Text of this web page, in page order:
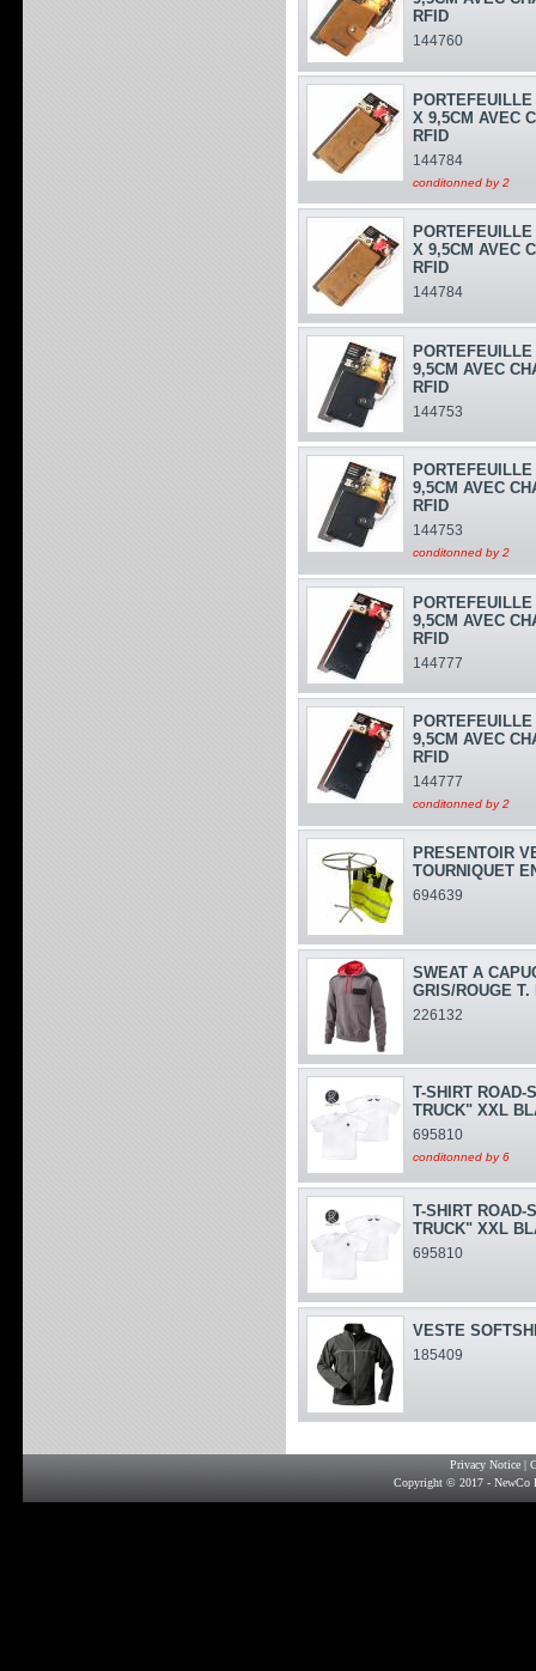
RFID
144760
X 9,5CM AVEC
RFID
144784
conditonned by 2
X 9,5CM AVEC
RFID
144784
9,5CM AVEC
RFID
144753
9,5CM AVEC
RFID
144753
conditonned by 2
9,5CM AVEC
RFID
144777
9,5CM AVEC
RFID
144777
conditonned by 2
PRESENTOIR
TOURNIQUET
694639
SWEAT A
GRIS/ROUGE
226132
T-SHIRT ROAD-
TRUCK" XXL
695810
conditonned by 6
T-SHIRT ROAD-
TRUCK" XXL
695810
VESTE
185409
Privacy Notice |
Copyright © 2017 - NewCo